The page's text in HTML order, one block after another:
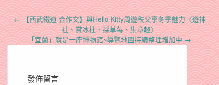
Post
navigation
←【西武鐵道 合作文】與Hello Kitty周遊秩父享冬季魅力〈遊神
社、賞冰柱、採草莓、集章趣〉
「宜蘭」就是一座博物館~導覽地圖持續整理增加中→
發佈留言